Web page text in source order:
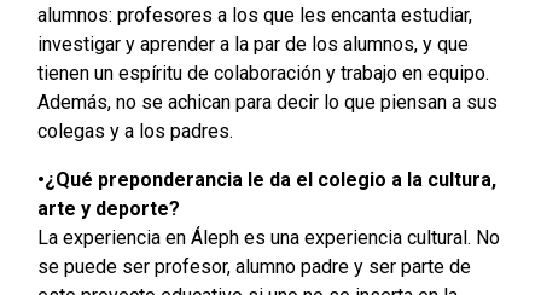
alumnos: profesores a los que les encanta estudiar,
investigar y aprender a la par de los alumnos, y que
tienen un espíritu de colaboración y trabajo en equipo.
Además, no se achican para decir lo que piensan a sus
colegas y a los padres.
•¿Qué preponderancia le da el colegio a la cultura,
arte y deporte?
La experiencia en Áleph es una experiencia cultural. No
se puede ser profesor, alumno padre y ser parte de